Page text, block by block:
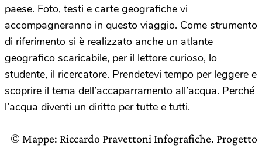
paese. Foto, testi e carte geografiche vi
accompagneranno in questo viaggio. Come strumento
di riferimento si è realizzato anche un atlante
geografico scaricabile, per il lettore curioso, lo
studente, il ricercatore. Prendetevi tempo per leggere e
scoprire il tema dell’accaparramento all’acqua. Perché
l’acqua diventi un diritto per tutte e tutti.
© Mappe: Riccardo Pravettoni Infografiche. Progetto